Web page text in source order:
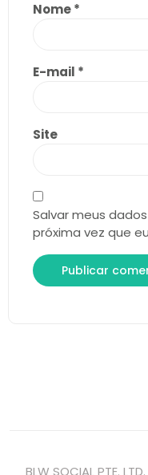
Nome*
E-mail *
Site
Salvar meus
próxima vez que